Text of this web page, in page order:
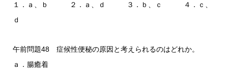
１．ａ、ｂ ２．ａ、ｄ ３．ｂ、ｃ ４．ｃ、
ｄ
午前問題48 症候性便秘の原因と考えられるのはどれか。
ａ．腸癒着